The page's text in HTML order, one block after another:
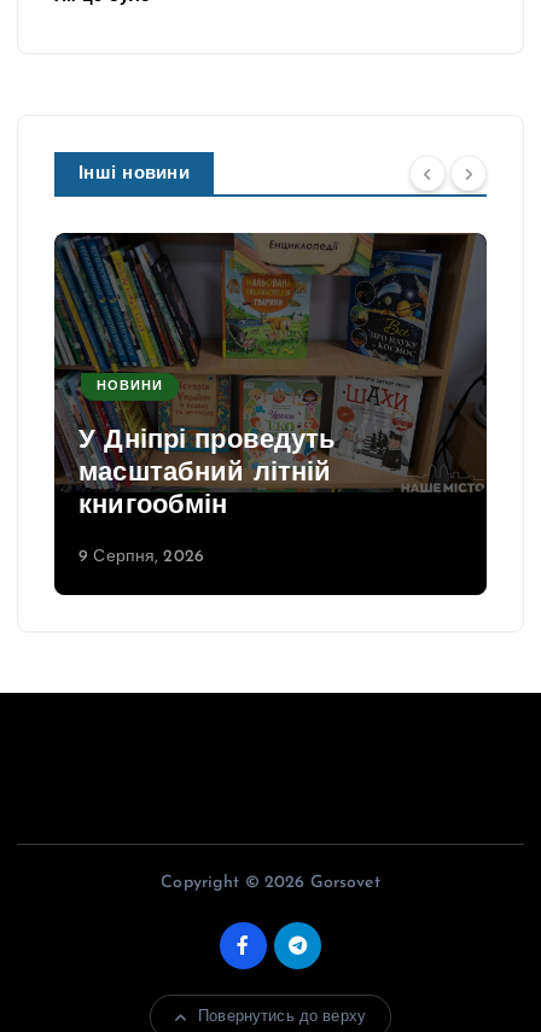
Інші новини
НОВИНИ
У Дніпрі проведуть
масштабний літній
книгообмін
9 Серпня, 2026
Copyright © 2026 Gorsovet
Повернутись до верху